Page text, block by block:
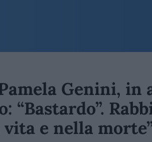
Genini, in
“Bastardo”.
e nella